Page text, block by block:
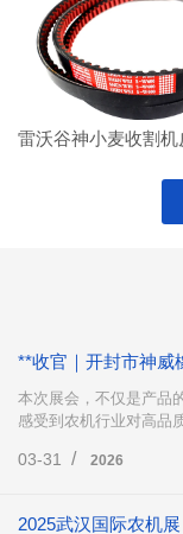
**收官｜开封市神威
本次展会，不仅是产品
感受到农机行业对高品
03-31 / 2026
2025武汉国际农机